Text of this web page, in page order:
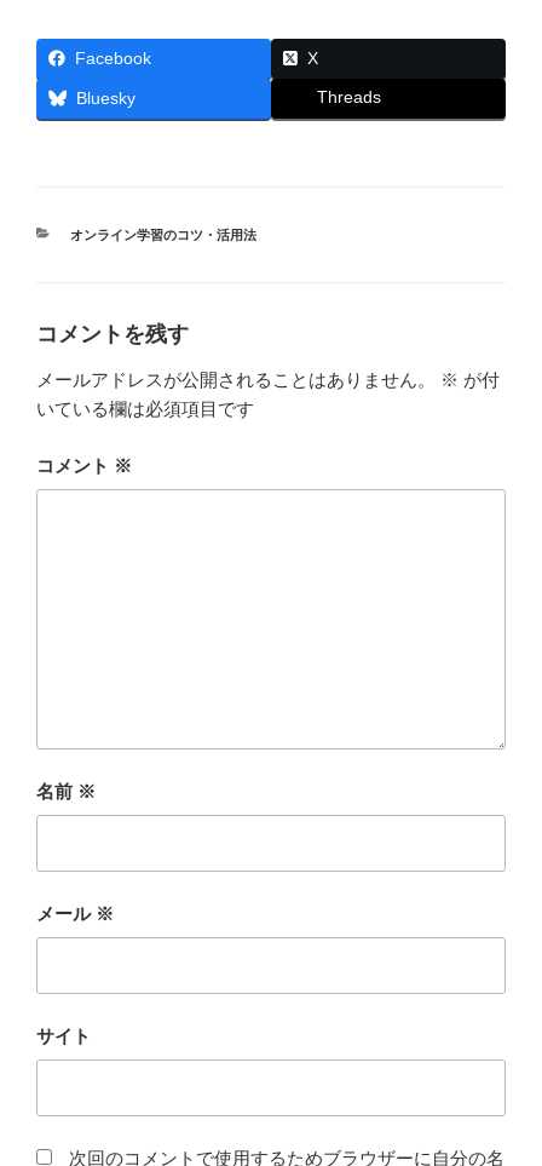
Facebook X
Bluesky Threads
カ
オンライン学習のコツ・活用法
コメントを残す
メールアドレスが公開されることはありません。 ※ が付
いている欄は必須項目です
コメント ※
名前 ※
メール ※
サイト
次回のコメントで使用するためブラウザーに自分の名